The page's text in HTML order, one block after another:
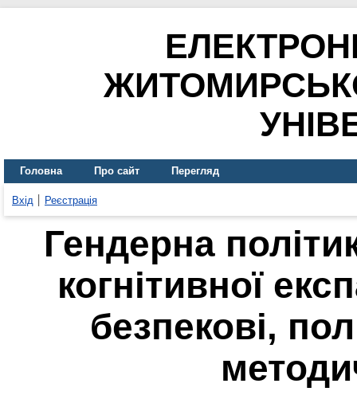
Головна Про сайт Перегляд
Вхід Реєстрація
Гендерна
когнітивної
безпекові,